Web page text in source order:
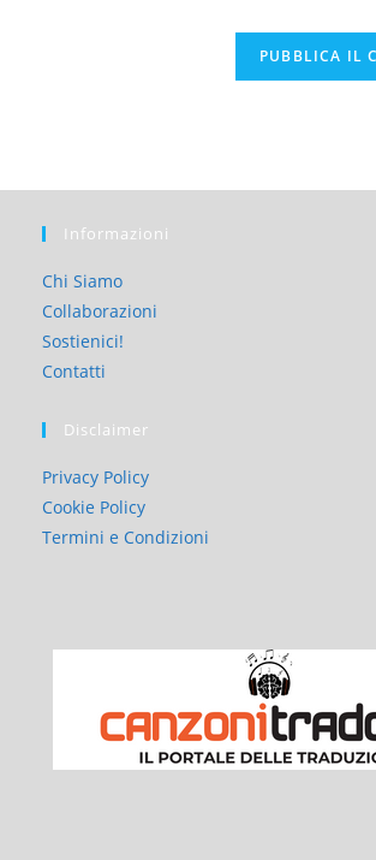
Informazioni
Chi Siamo
Collaborazioni
Sostienici!
Contatti
Disclaimer
Privacy Policy
Cookie Policy
Termini e Condizioni